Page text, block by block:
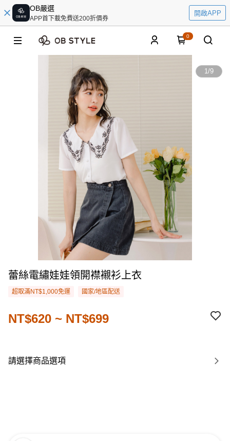
OB嚴選
APP首下載免費送200折價券
開啟APP
0
1/9
蕾絲電繡娃娃領開襟襯衫上衣
超取滿NT$1,000免運 國家/地區配送
NT$620 ~ NT$699
請選擇商品選項